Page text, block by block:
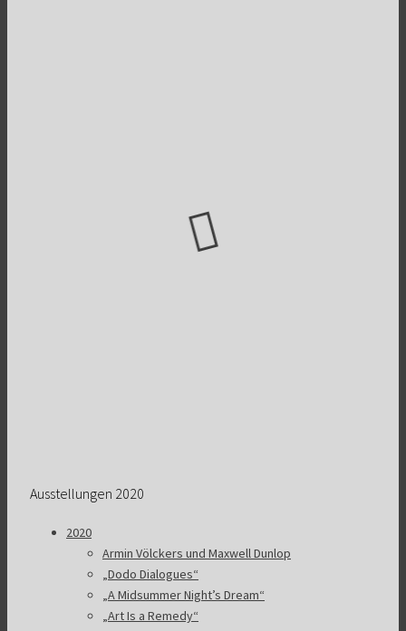
Ausstellungen 2020
2020
Armin Völckers und Maxwell Dunlop
„Dodo Dialogues“
„A Midsummer Night’s Dream“
„Art Is a Remedy“